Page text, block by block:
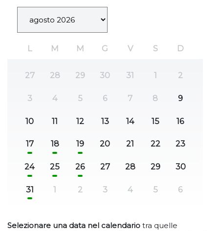
L M M G V S D
27 28 29 30 31 1 2
3 4 5 6 7 8 9
10 11 12 13 14 15 16
17 18 19 20 21 22 23
24 25 26 27 28 29 30
31 1 2 3 4 5 6
Selezionare una data nel calendario tra quelle